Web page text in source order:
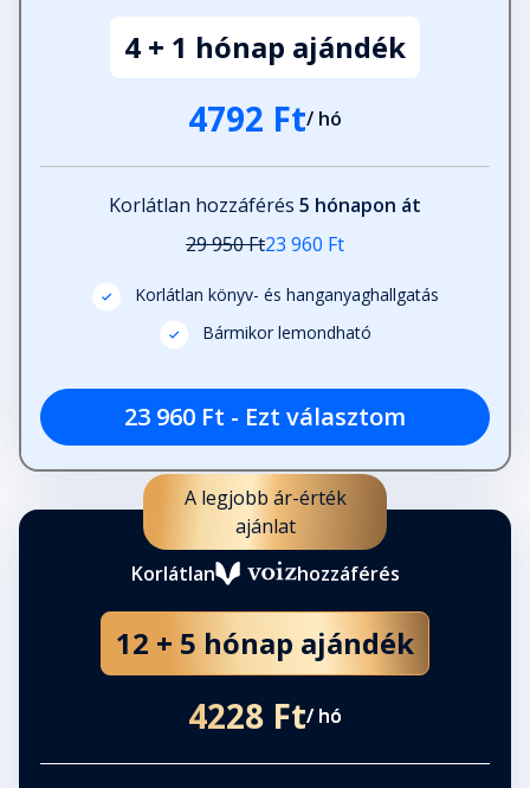
4 + 1 hónap ajándék
4792 Ft/ hó
Korlátlan hozzáférés 5 hónapon át
29 950 Ft23 960 Ft
Korlátlan könyv- és hanganyaghallgatás
Bármikor lemondható
23 960 Ft - Ezt választom
A legjobb ár-érték
ajánlat
Korlátlan
hozzáférés
12 + 5 hónap ajándék
4228 Ft/ hó